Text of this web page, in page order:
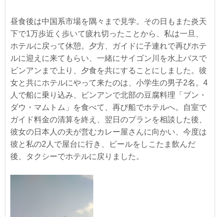
昼食後は中国系市場を隅々まで見学。その日もまた炎天
下で1万歩近く歩いて疲れ切ったことから、私は一旦、
ホテルに戻って休憩。夕方、ガイドに子連れで再びホテ
ルに迎えに来てもらい、一緒にサイゴン川を水上バスで
ビンアンまで上り、夕食を共にすることにしました。彼
女と共にホテルにやって来たのは、小学生の男子2名。4
人で船に乗り込み、ビンアンで北部の豆腐料理「ブン・
ダウ・マムトム」を食べて、再び船でホテルへ。自室で
ガイド料金の清算を終え、翌日のプランを相談した後、
彼女の日本人の夫が営むカレー屋さんに向かい、今度は
彼と私の2人で屋台に行き、ビールをしこたま飲んだ
後、タクシーでホテルに戻りました。